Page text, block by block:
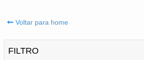
Voltar para home
FILTRO